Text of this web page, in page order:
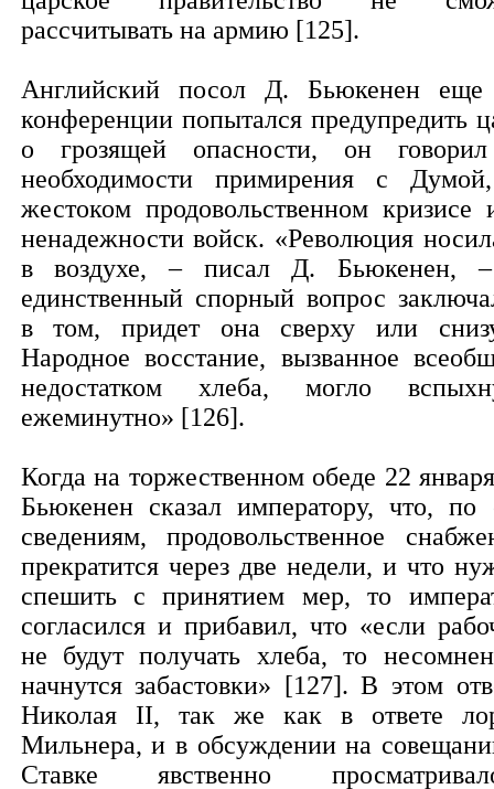
рассчитывать на армию [125].
Английский посол Д. Бьюкенен еще
конференции попытался предупредить
о грозящей опасности, он
необходимости примирения с
жестоком продовольственном кризисе
ненадежности войск. «Революция
в воздухе, – писал Д. Бьюкенен,
единственный спорный вопрос
в том, придет она сверху или
Народное восстание, вызванное
недостатком хлеба, могло
ежеминутно» [126].
Когда на торжественном обеде 22
Бьюкенен сказал императору, что, по
сведениям, продовольственное
прекратится через две недели, и что
спешить с принятием мер, то
согласился и прибавил, что «если
не будут получать хлеба, то
начнутся забастовки» [127]. В этом
Николая II, так же как в ответе
Мильнера, и в обсуждении на
Ставке явственно